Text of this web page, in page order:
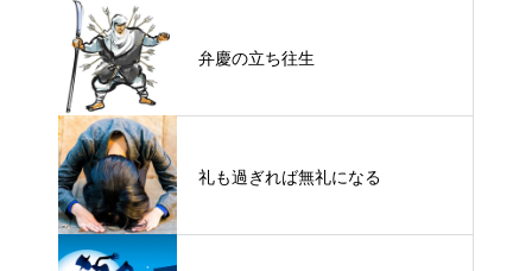
弁慶の立ち往生
礼も過ぎれば無礼になる